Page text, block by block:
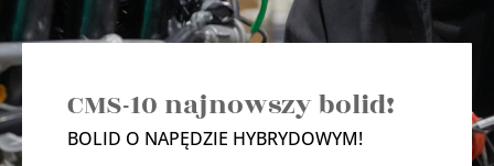
CMS-10 najnowszy bolid!
BOLID O NAPĘDZIE HYBRYDOWYM!